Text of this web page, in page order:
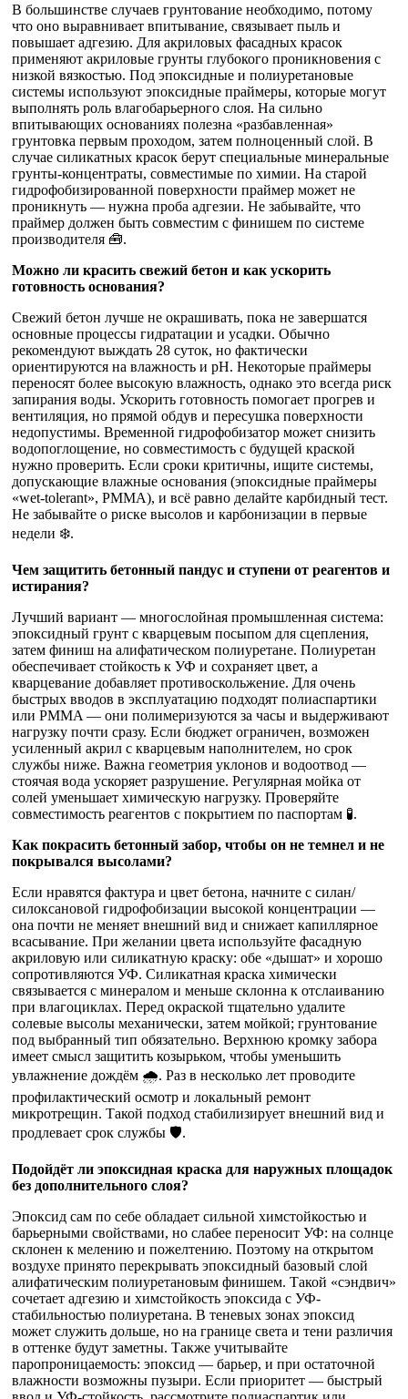
В большинстве случаев грунтование необходимо, потому
что оно выравнивает впитывание, связывает пыль и
повышает адгезию. Для акриловых фасадных красок
применяют акриловые грунты глубокого проникновения с
низкой вязкостью. Под эпоксидные и полиуретановые
системы используют эпоксидные праймеры, которые могут
выполнять роль влагобарьерного слоя. На сильно
впитывающих основаниях полезна «разбавленная»
грунтовка первым проходом, затем полноценный слой. В
случае силикатных красок берут специальные минеральные
грунты-концентраты, совместимые по химии. На старой
гидрофобизированной поверхности праймер может не
проникнуть — нужна проба адгезии. Не забывайте, что
праймер должен быть совместим с финишем по системе
производителя 🧰.
Можно ли красить свежий бетон и как ускорить
готовность основания?
Свежий бетон лучше не окрашивать, пока не завершатся
основные процессы гидратации и усадки. Обычно
рекомендуют выждать 28 суток, но фактически
ориентируются на влажность и pH. Некоторые праймеры
переносят более высокую влажность, однако это всегда риск
запирания воды. Ускорить готовность помогает прогрев и
вентиляция, но прямой обдув и пересушка поверхности
недопустимы. Временной гидрофобизатор может снизить
водопоглощение, но совместимость с будущей краской
нужно проверить. Если сроки критичны, ищите системы,
допускающие влажные основания (эпоксидные праймеры
«wet-tolerant», PMMA), и всё равно делайте карбидный тест.
Не забывайте о риске высолов и карбонизации в первые
недели ❄️.
Чем защитить бетонный пандус и ступени от реагентов и
истирания?
Лучший вариант — многослойная промышленная система:
эпоксидный грунт с кварцевым посыпом для сцепления,
затем финиш на алифатическом полиуретане. Полиуретан
обеспечивает стойкость к УФ и сохраняет цвет, а
кварцевание добавляет противоскольжение. Для очень
быстрых вводов в эксплуатацию подходят полиаспартики
или PMMA — они полимеризуются за часы и выдерживают
нагрузку почти сразу. Если бюджет ограничен, возможен
усиленный акрил с кварцевым наполнителем, но срок
службы ниже. Важна геометрия уклонов и водоотвод —
стоячая вода ускоряет разрушение. Регулярная мойка от
солей уменьшает химическую нагрузку. Проверяйте
совместимость реагентов с покрытием по паспортам 🧪.
Как покрасить бетонный забор, чтобы он не темнел и не
покрывался высолами?
Если нравятся фактура и цвет бетона, начните с силан/
силоксановой гидрофобизации высокой концентрации —
она почти не меняет внешний вид и снижает капиллярное
всасывание. При желании цвета используйте фасадную
акриловую или силикатную краску: обе «дышат» и хорошо
сопротивляются УФ. Силикатная краска химически
связывается с минералом и меньше склонна к отслаиванию
при влагоциклах. Перед окраской тщательно удалите
солевые высолы механически, затем мойкой; грунтование
под выбранный тип обязательно. Верхнюю кромку забора
имеет смысл защитить козырьком, чтобы уменьшить
увлажнение дождём 🌧️. Раз в несколько лет проводите
профилактический осмотр и локальный ремонт
микротрещин. Такой подход стабилизирует внешний вид и
продлевает срок службы 🛡️.
Подойдёт ли эпоксидная краска для наружных площадок
без дополнительного слоя?
Эпоксид сам по себе обладает сильной химстойкостью и
барьерными свойствами, но слабее переносит УФ: на солнце
склонен к мелению и пожелтению. Поэтому на открытом
воздухе принято перекрывать эпоксидный базовый слой
алифатическим полиуретановым финишем. Такой «сэндвич»
сочетает адгезию и химстойкость эпоксида с УФ-
стабильностью полиуретана. В теневых зонах эпоксид
может служить дольше, но на границе света и тени различия
в оттенке будут заметны. Также учитывайте
паропроницаемость: эпоксид — барьер, и при остаточной
влажности возможны пузыри. Если приоритет — быстрый